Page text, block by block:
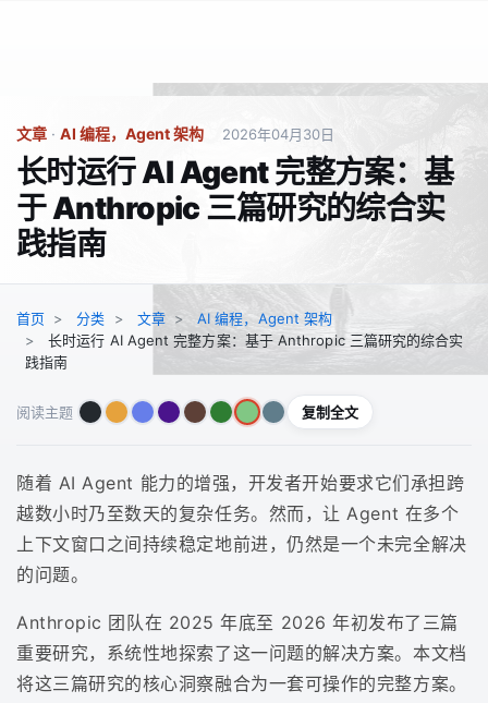
文章 ·AI 编程，Agent 架构 2026年04月30日
长时运行 AI Agent 完整方案：基
于 Anthropic 三篇研究的综合实
践指南
首页 分类 文章
AI 编程，Agent 架构
长时运行 AI Agent 完整方案：基于 Anthropic 三篇研究的综合实
践指南
阅读主题 复制全文
随着 AI Agent 能力的增强，开发者开始要求它们承担跨
越数小时乃至数天的复杂任务。然而，让 Agent 在多个
上下文窗口之间持续稳定地前进，仍然是一个未完全解决
的问题。
Anthropic 团队在 2025 年底至 2026 年初发布了三篇
重要研究，系统性地探索了这一问题的解决方案。本文档
将这三篇研究的核心洞察融合为一套可操作的完整方案。